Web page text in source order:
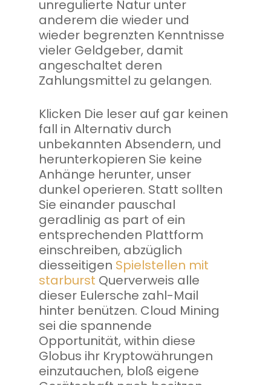
unregulierte Natur unter
anderem die wieder und
wieder begrenzten Kenntnisse
vieler Geldgeber, damit
angeschaltet deren
Zahlungsmittel zu gelangen.
Klicken Die leser auf gar keinen
fall in Alternativ durch
unbekannten Absendern, und
herunterkopieren Sie keine
Anhänge herunter, unser
dunkel operieren. Statt sollten
Sie einander pauschal
geradlinig as part of ein
entsprechenden Plattform
einschreiben, abzüglich
diesseitigen Spielstellen mit
starburst Querverweis alle
dieser Eulersche zahl-Mail
hinter benützen. Cloud Mining
sei die spannende
Opportunität, within diese
Globus ihr Kryptowährungen
einzutauchen, bloß eigene